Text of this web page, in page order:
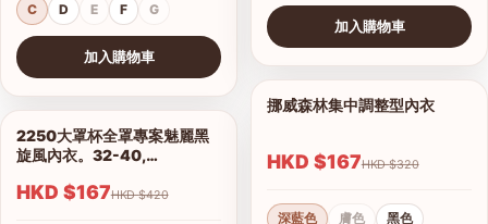
C
D E F G
加入購物車
1/14
查看圖片
2250大罩杯全罩專案魅麗黑
旋風內衣。32-40,
HKD $167 HKD $420
加入購物車
查看圖片
挪威森林集中調整型內衣
HKD $167 HKD $320
深藍色 膚色
黑色